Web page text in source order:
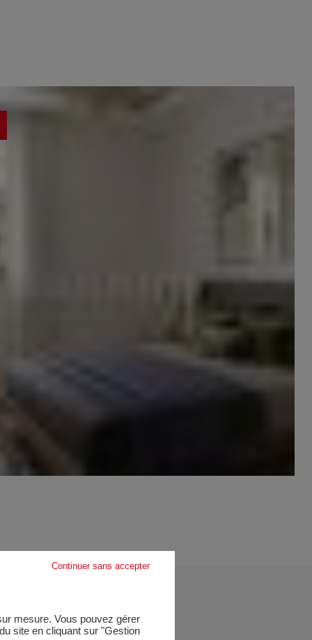
Continuer sans accepter
mesure. Vous pouvez gérer
site en cliquant sur "Gestion